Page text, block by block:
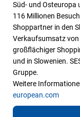
Süd- und Osteuropa
116 Millionen
Shoppartner in den
Verkaufsumsatz
großflächiger
und in Slowenien.
Gruppe.
Weitere
european.com